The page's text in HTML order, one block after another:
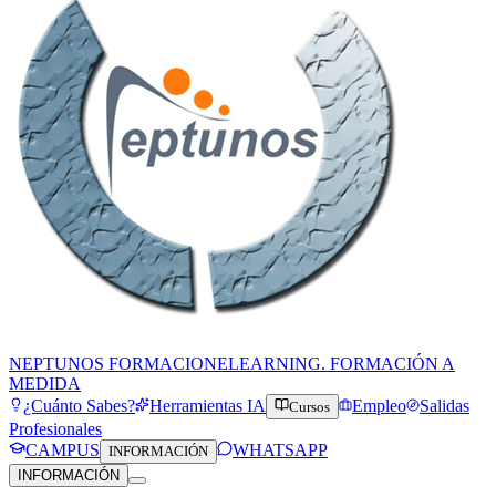
NEPTUNOS FORMACIONELEARNING. FORMACIÓN A
MEDIDA
¿Cuánto Sabes?
Herramientas IA Cursos Empleo
Salidas
Profesionales
CAMPUS INFORMACIÓN WHATSAPP
INFORMACIÓN